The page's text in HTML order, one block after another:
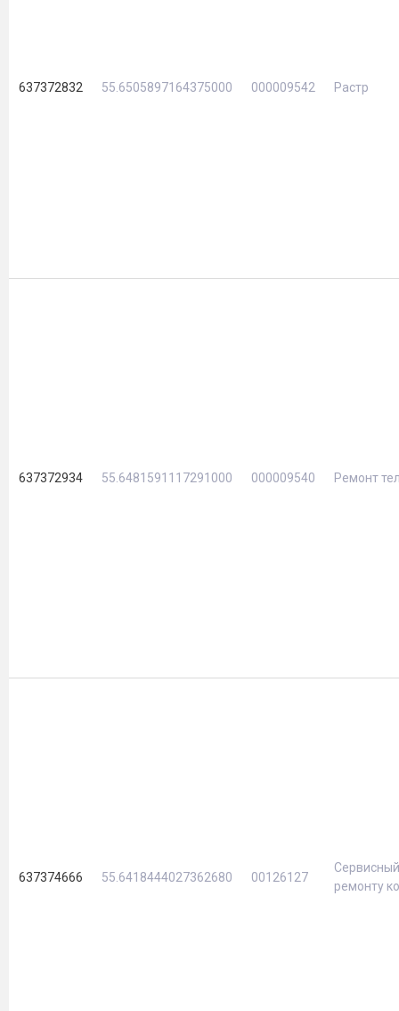
637372832 55.6505897164375000 000009542 Растр
637372934 55.6481591117291000 000009540 Ремонт
637374666 55.6418444027362680 00126127
ремонту